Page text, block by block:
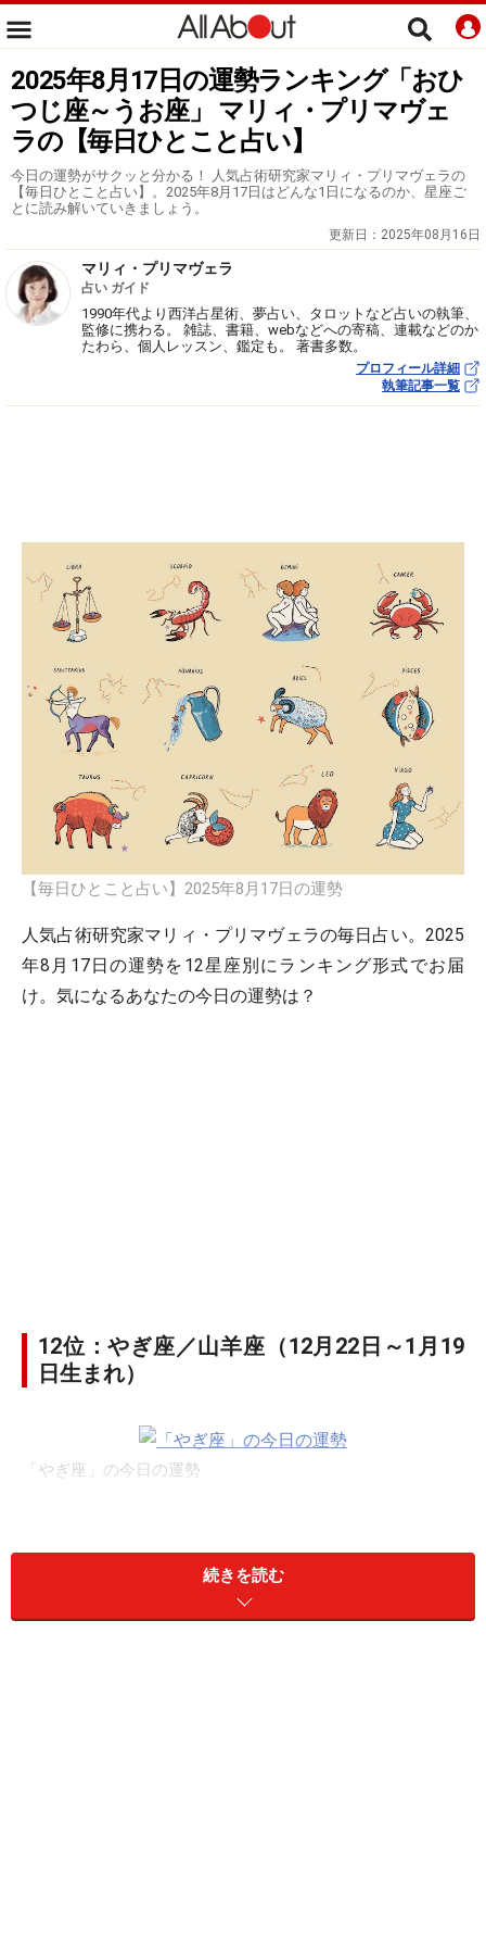
2025年8月17日の運勢ランキング「おひ
つじ座～うお座」 マリィ・プリマヴェ
ラの【毎日ひとこと占い】
今日の運勢がサクッと分かる！ 人気占術研究家マリィ・プリマヴェラの
【毎日ひとこと占い】。2025年8月17日はどんな1日になるのか、星座ご
とに読み解いていきましょう。
更新日： 2025年08月16日
マリィ・プリマヴェラ
占い ガイド
1990年代より西洋占星術、夢占い、タロットなど占いの執筆、
監修に携わる。 雑誌、書籍、webなどへの寄稿、連載などのか
たわら、個人レッスン、鑑定も。 著書多数。
プロフィール詳細
執筆記事一覧
【毎日ひとこと占い】2025年8月17日の運勢
人気占術研究家マリィ・プリマヴェラの毎日占い。2025
年8月17日の運勢を12星座別にランキング形式でお届
け。気になるあなたの今日の運勢は？
12位：やぎ座／山羊座（12月22日～1月19
日生まれ）
「やぎ座」の今日の運勢
＞星が教えてくれる☆あなたが幸せになるために必要な
続きを読む